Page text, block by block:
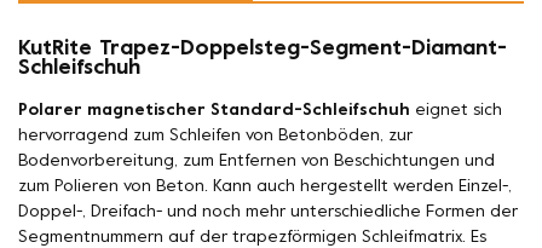
KutRite Trapez-Doppelsteg-Segment-Diamant-
Schleifschuh
Polarer magnetischer Standard-Schleifschuh eignet sich
hervorragend zum Schleifen von Betonböden, zur
Bodenvorbereitung, zum Entfernen von Beschichtungen und
zum Polieren von Beton. Kann auch hergestellt werden Einzel-,
Doppel-, Dreifach- und noch mehr unterschiedliche Formen der
Segmentnummern auf der trapezförmigen Schleifmatrix. Es